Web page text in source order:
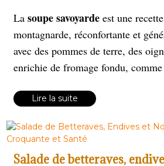
La soupe savoyarde est une
montagnarde, réconfortante et
avec des pommes de terre, des
enrichie de fromage fondu,
fondante. Parfaite pour les soirées
Lire la suite
Salade de betteraves,